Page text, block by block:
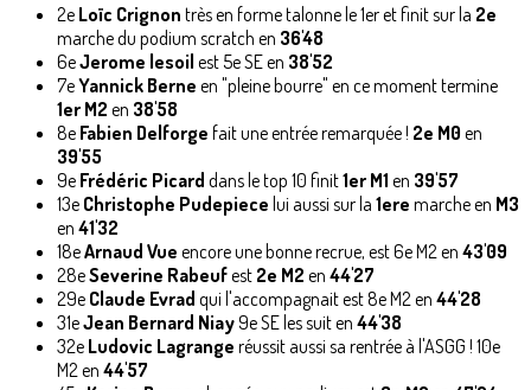
2e Loïc Crignon très en forme talonne le 1er et finit sur la 2e
marche du podium scratch en 36'48
6eJerome lesoil est 5e SE en 38'52
7eYannick Berne en "pleine bourre" en ce moment termine
1er M2 en 38'58
8e Fabien Delforge fait une entrée remarquée ! 2e M0 en
39'55
9e Frédéric Picard dans le top 10 finit1er M1 en 39'57
13e Christophe Pudepiece lui aussi sur la 1ere marche en M3
en 41'32
18eArnaud Vue encore une bonne recrue, est 6e M2 en 43'09
28eSeverine Rabeufest 2e M2 en 44'27
29e Claude Evrad qui l'accompagnait est 8e M2 en 44'28
31eJean Bernard Niay9e SE les suit en 44'38
32e Ludovic Lagrange réussit aussi sa rentrée à l'ASGG ! 10e
M2 en 44'57